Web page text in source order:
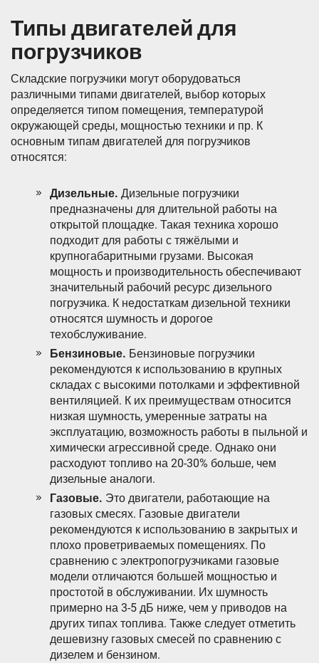
Типы двигателей для
погрузчиков
Складские погрузчики могут оборудоваться
различными типами двигателей, выбор которых
определяется типом помещения, температурой
окружающей среды, мощностью техники и пр. К
основным типам двигателей для погрузчиков
относятся:
Дизельные. Дизельные погрузчики
предназначены для длительной работы на
открытой площадке. Такая техника хорошо
подходит для работы с тяжёлыми и
крупногабаритными грузами. Высокая
мощность и производительность обеспечивают
значительный рабочий ресурс дизельного
погрузчика. К недостаткам дизельной техники
относятся шумность и дорогое
техобслуживание.
Бензиновые. Бензиновые погрузчики
рекомендуются к использованию в крупных
складах с высокими потолками и эффективной
вентиляцией. К их преимуществам относится
низкая шумность, умеренные затраты на
эксплуатацию, возможность работы в пыльной и
химически агрессивной среде. Однако они
расходуют топливо на 20-30% больше, чем
дизельные аналоги.
Газовые. Это двигатели, работающие на
газовых смесях. Газовые двигатели
рекомендуются к использованию в закрытых и
плохо проветриваемых помещениях. По
сравнению с электропогрузчиками газовые
модели отличаются большей мощностью и
простотой в обслуживании. Их шумность
примерно на 3-5 дБ ниже, чем у приводов на
других типах топлива. Также следует отметить
дешевизну газовых смесей по сравнению с
дизелем и бензином.